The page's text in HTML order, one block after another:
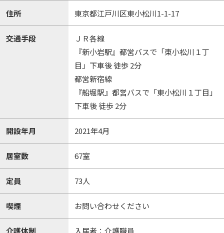
住所 東京都江戸川区東小松川1-1-17
交通手段
ＪＲ各線
『新小岩駅』都営バスで「東小松川１丁
目」下車後 徒歩 2分
都営新宿線
『船堀駅』都営バスで「東小松川１丁目」
下車後 徒歩 2分
開設年月 2021年4月
居室数 67室
定員 73人
喫煙 お問い合わせください